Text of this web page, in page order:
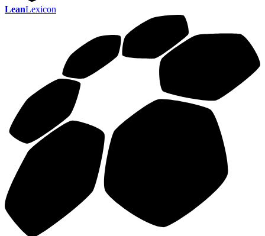
LeanLexicon